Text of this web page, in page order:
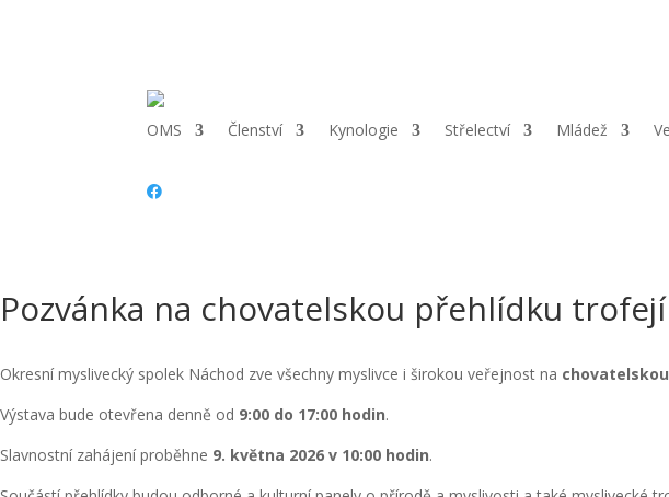
OMS Členství Kynologie Střelectví Mládež
Pozvánka na chovatelskou přehlídku
Okresní myslivecký spolek Náchod zve všechny myslivce i širokou veřejnost na
Výstava bude otevřena denně od 9:00 do 17:00 hodin.
Slavnostní zahájení proběhne 9. května 2026 v 10:00 hodin.